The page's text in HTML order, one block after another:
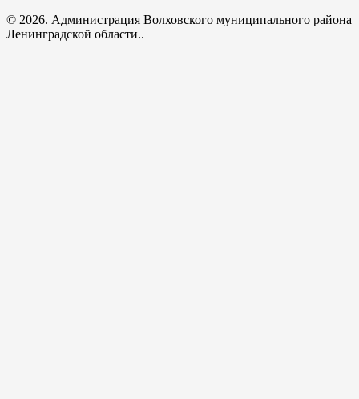
© 2026. Администрация Волховского муниципального района
Ленинградской области..